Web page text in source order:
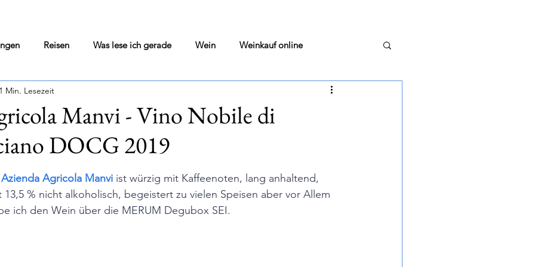
Reisen Was lese ich gerade Wein Weinkauf online
Wine Blog
Olivenöl Kultur Pur Darmstadt geht aus
Wohin in Darmstadt - Tips - Flops Was war gerade im Glas
Manvi - Vino Nobile di
DOCG 2019
1 Min. Lesezeit
bewertet.
Azienda Agricola Manvi ist würzig mit Kaffeenoten, lang anhaltend,
% nicht alkoholisch, begeistert zu vielen Speisen aber vor Allem
ich den Wein über die MERUM Degubox SEI.